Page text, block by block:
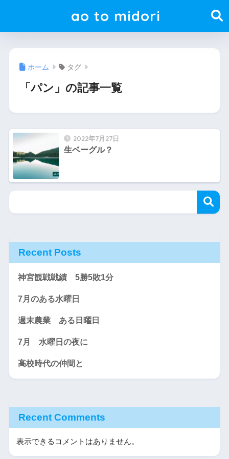
ao to midori
ホーム タグ
「パン」の記事一覧
2022年7月27日
生ベーグル？
Recent Posts
神宮観戦戦績 5勝5敗1分
7月のある水曜日
週末農業 ある日曜日
7月 水曜日の夜に
高校時代の仲間と
Recent Comments
表示できるコメントはありません。